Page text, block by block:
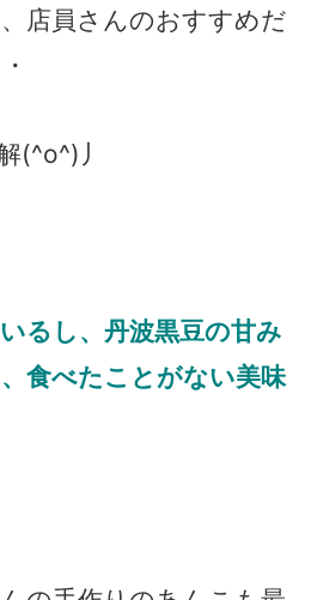
店員さんのおすすめだ
(^o^)丿
るし、丹波黒豆の甘み
食べたことがない美味